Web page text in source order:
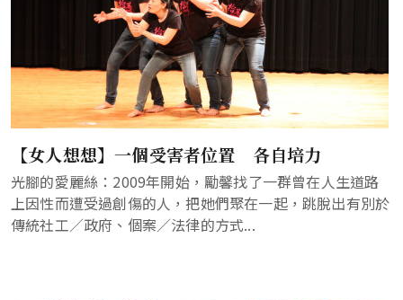
【女人想想】一個受害者位置 各自培力
光腳的愛麗絲：2009年開始，勵馨找了一群曾在人生道路
上因性而遭受過創傷的人，把她們聚在一起，跳脫出有別於
傳統社工／政府、個案／法律的方式...